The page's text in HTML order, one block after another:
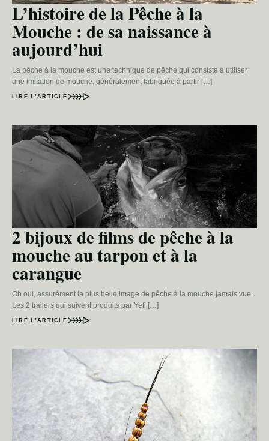
L’histoire de la Pêche à la
Mouche : de sa naissance à
aujourd’hui
La pêche à la mouche est une technique de pêche qui consiste à utiliser
une imitation de mouche, généralement fabriquée à partir […]
LIRE L’ARTICLE
2 bijoux de films de pêche à la
mouche au tarpon et à la
carangue
Oh oui, assurément la plus belle image de pêche à la mouche jamais vue.
Les 2 trailers qui suivent produits par Yeti […]
LIRE L’ARTICLE